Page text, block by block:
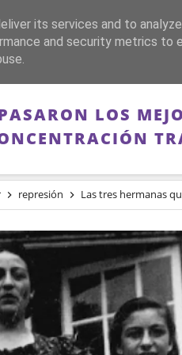
FRANQUISMO
LOS
represión Las tres hermanas que pasaron los
its services and to
and security metrics to